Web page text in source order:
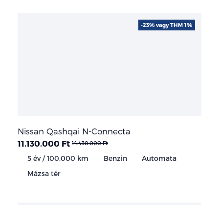
Nissan Qashqai N-Connecta
11.130.000 Ft 14.430.000 Ft
5 év / 100.000 km Benzin
Automata
Mázsa tér
-23% vagy THM 1%